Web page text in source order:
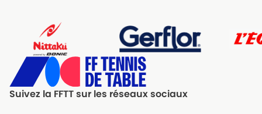
Suivez la FFTT sur les réseaux sociaux